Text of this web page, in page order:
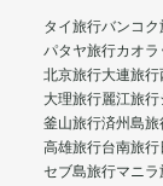
タイ旅行バンコク
パタヤ旅行カオ
北京旅行大連旅行
大理旅行麗江旅行
釜山旅行済州島旅
高雄旅行台南旅行
セブ島旅行マニラ